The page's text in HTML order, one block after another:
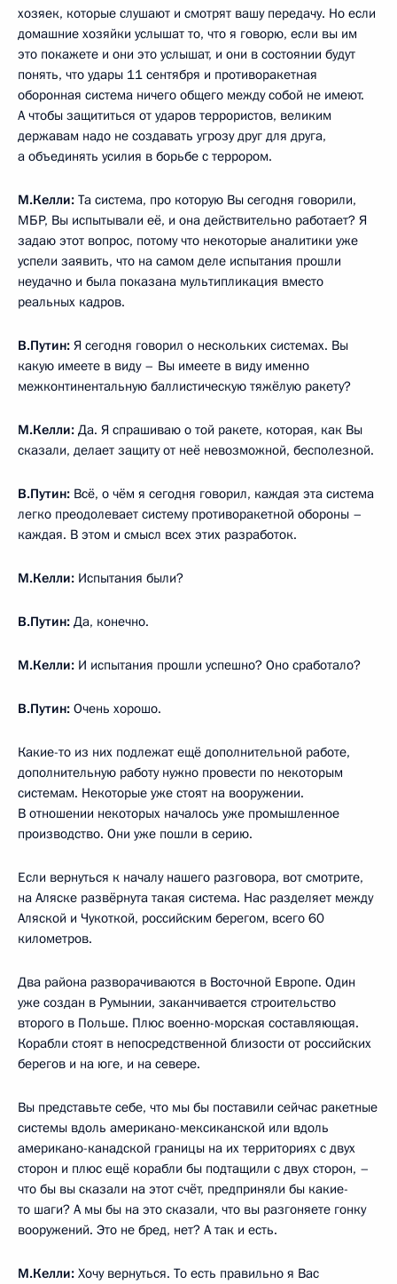
хозяек, которые слушают и смотрят вашу передачу. Но если
домашние хозяйки услышат то, что я говорю, если вы им
это покажете и они это услышат, и они в состоянии будут
понять, что удары 11 сентября и противоракетная
оборонная система ничего общего между собой не имеют.
А чтобы защититься от ударов террористов, великим
державам надо не создавать угрозу друг для друга,
а объединять усилия в борьбе с террором.
М.Келли: Та система, про которую Вы сегодня говорили,
МБР, Вы испытывали её, и она действительно работает? Я
задаю этот вопрос, потому что некоторые аналитики уже
успели заявить, что на самом деле испытания прошли
неудачно и была показана мультипликация вместо
реальных кадров.
В.Путин: Я сегодня говорил о нескольких системах. Вы
какую имеете в виду – Вы имеете в виду именно
межконтинентальную баллистическую тяжёлую ракету?
М.Келли: Да. Я спрашиваю о той ракете, которая, как Вы
сказали, делает защиту от неё невозможной, бесполезной.
В.Путин: Всё, о чём я сегодня говорил, каждая эта система
легко преодолевает систему противоракетной обороны –
каждая. В этом и смысл всех этих разработок.
М.Келли: Испытания были?
В.Путин: Да, конечно.
М.Келли: И испытания прошли успешно? Оно сработало?
В.Путин: Очень хорошо.
Какие-то из них подлежат ещё дополнительной работе,
дополнительную работу нужно провести по некоторым
системам. Некоторые уже стоят на вооружении.
В отношении некоторых началось уже промышленное
производство. Они уже пошли в серию.
Если вернуться к началу нашего разговора, вот смотрите,
на Аляске развёрнута такая система. Нас разделяет между
Аляской и Чукоткой, российским берегом, всего 60
километров.
Два района разворачиваются в Восточной Европе. Один
уже создан в Румынии, заканчивается строительство
второго в Польше. Плюс военно-морская составляющая.
Корабли стоят в непосредственной близости от российских
берегов и на юге, и на севере.
Вы представьте себе, что мы бы поставили сейчас ракетные
системы вдоль американо-мексиканской или вдоль
американо-канадской границы на их территориях с двух
сторон и плюс ещё корабли бы подтащили с двух сторон, –
что бы вы сказали на этот счёт, предприняли бы какие-
то шаги? А мы бы на это сказали, что вы разгоняете гонку
вооружений. Это не бред, нет? А так и есть.
М.Келли: Хочу вернуться. То есть правильно я Вас